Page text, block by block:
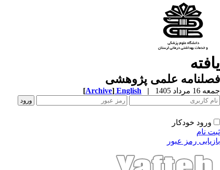
علمی پژوهشی
مرداد 1405 |
English
[Archive]
ورود خودکار
نام
رمز عبور